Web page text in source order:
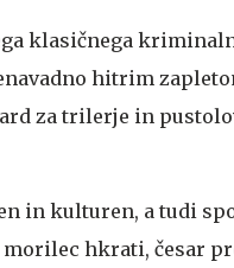
klasičnega
hitrim
za trilerje in
in kulturen, a tudi
hkrati, česar